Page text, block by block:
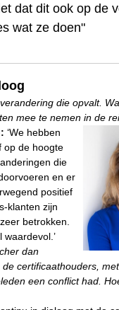
dat dit ook op de
wat ze doen"
die opvalt.
mee te nemen in de
‘We hebben
op de hoogte
die
en er
positief
klanten zijn
betrokken.
waardevol.’
dan
certificaathouders,
een conflict had.